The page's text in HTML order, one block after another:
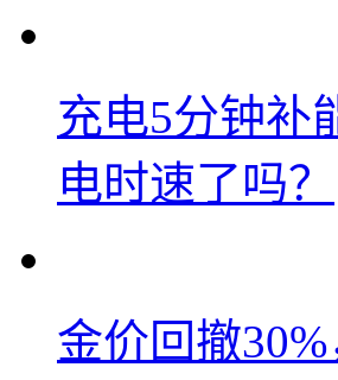
充电5分钟补
电时速了吗？
金价回撤